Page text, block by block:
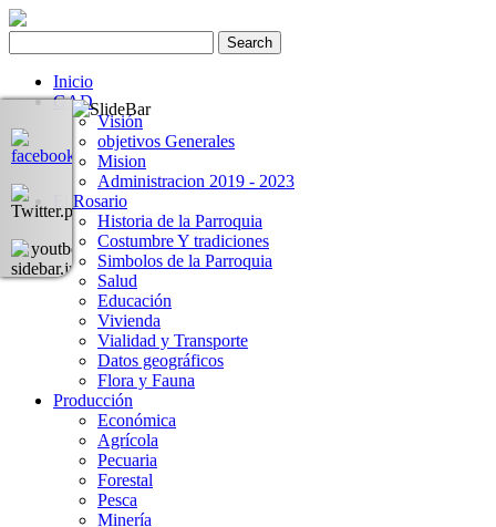
Inicio
GAD
Visión
objetivos Generales
Mision
Administracion 2019 - 2023
El Rosario
Historia de la Parroquia
Costumbre Y tradiciones
Simbolos de la Parroquia
Salud
Educación
Vivienda
Vialidad y Transporte
Datos geográficos
Flora y Fauna
Producción
Económica
Agrícola
Pecuaria
Forestal
Pesca
Minería